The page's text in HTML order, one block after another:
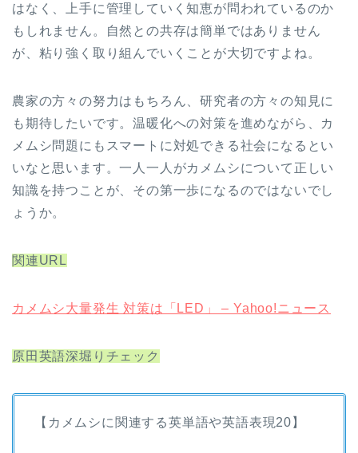
はなく、上手に管理していく知恵が問われているのか
もしれません。自然との共存は簡単ではありません
が、粘り強く取り組んでいくことが大切ですよね。
農家の方々の努力はもちろん、研究者の方々の知見に
も期待したいです。温暖化への対策を進めながら、カ
メムシ問題にもスマートに対処できる社会になるとい
いなと思います。一人一人がカメムシについて正しい
知識を持つことが、その第一歩になるのではないでし
ょうか。
関連URL
カメムシ大量発生 対策は「LED」 – Yahoo!ニュース
原田英語深堀りチェック
【カメムシに関連する英単語や英語表現20】